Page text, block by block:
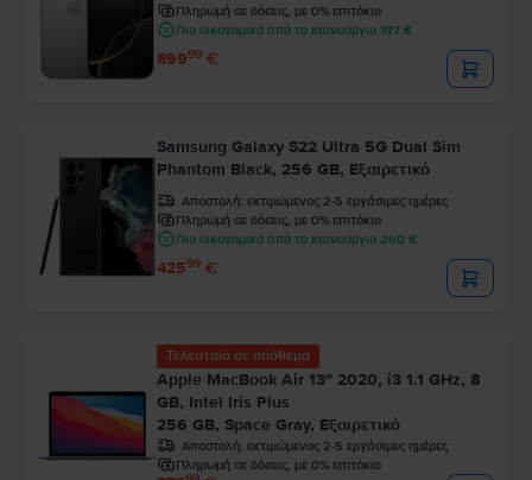
Πληρωμή σε δόσεις, με 0% επιτόκιο
Πιο οικονομικό από το καινούργιο 197 €
89999 €
Samsung Galaxy S22 Ultra 5G Dual Sim
Phantom Black, 256 GB, Εξαιρετικό
Αποστολή: εκτιμώμενος 2-5 εργάσιμες ημέρες
Πληρωμή σε δόσεις, με 0% επιτόκιο
Πιο οικονομικό από το καινούργιο 260 €
42599 €
Τελευταίο σε απόθεμα
Apple MacBook Air 13″ 2020, i3 1.1 GHz, 8
GB, Intel Iris Plus
256 GB, Space Gray, Εξαιρετικό
Αποστολή: εκτιμώμενος 2-5 εργάσιμες ημέρες
Πληρωμή σε δόσεις, με 0% επιτόκιο